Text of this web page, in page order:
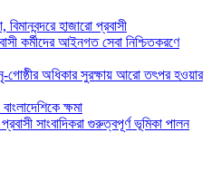
হাজারো প্রবাসী
কর্মীদের আইনগত সেবা নিশ্চিতকরণে
গোষ্ঠীর অধিকার সুরক্ষায় আরো তৎপর হওয়ার
ক্ষমা
প্রবাসী সাংবাদিকরা গুরুত্বপূর্ণ ভূমিকা পালন